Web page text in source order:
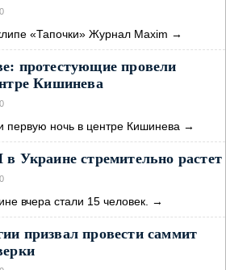
0
«Тапочки» Журнал Maxim →
протестующие провели
Кишинева
0
первую ночь в центре Кишинева →
Украине стремительно растет
0
вчера стали 15 человек. →
призвал провести саммит